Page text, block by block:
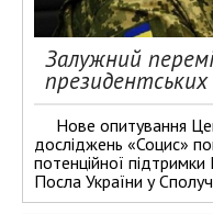
Залужний
президентських
Нове опитування
досліджень «Социс»
потенційної
Посла України у